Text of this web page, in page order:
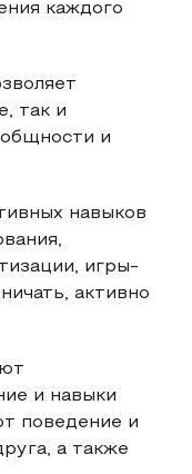
каждого
так и
и
навыков
игры-
активно
и навыки
поведение и
а также